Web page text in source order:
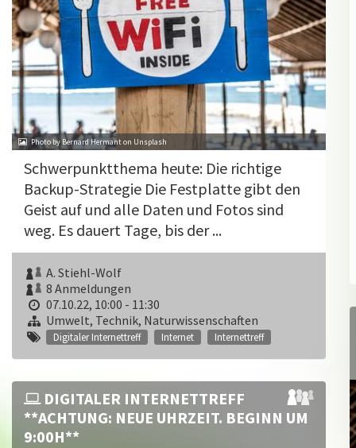
Photo by Bernard Hermant on Unsplash
Schwerpunktthema heute: Die richtige
Backup-Strategie Die Festplatte gibt den
Geist auf und alle Daten und Fotos sind
weg. Es dauert Tage, bis der ...
A. Stiehl-Wolf
8 Anmeldungen
07.10.22, 10:00 - 11:30
Umwelt, Technik, Naturwissenschaften
Digitaler Internettreff Internet Internettreff
DIGITALER INTERNETTREFF
**ACHTUNG: NEUE UHRZEIT. BEGINN UM
9:00H**